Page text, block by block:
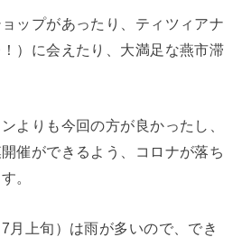
ップがあったり、ティツィアナ
）に会えたり、大満足な燕市滞
よりも今回の方が良かったし、
催ができるよう、コロナが落ち
。
月上旬）は雨が多いので、でき